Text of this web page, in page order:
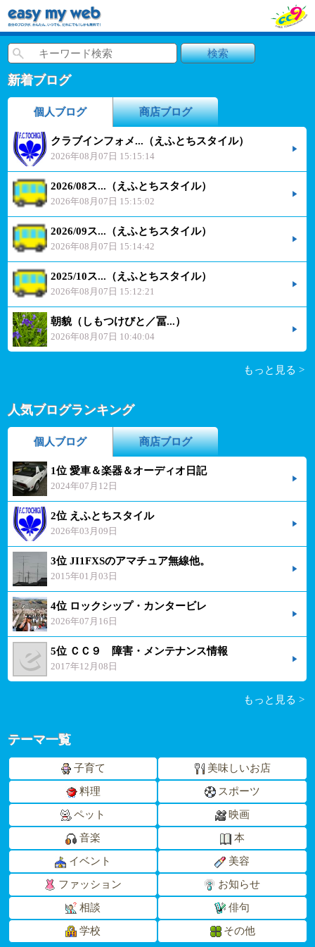
新着ブログ
個人ブログ 商店ブログ
クラブインフォメ...（えふとちスタイル）
2026年08月07日 15:15:14
2026/08ス...（えふとちスタイル）
2026年08月07日 15:15:02
2026/09ス...（えふとちスタイル）
2026年08月07日 15:14:42
2025/10ス...（えふとちスタイル）
2026年08月07日 15:12:21
朝貌（しもつけびと／冨...）
2026年08月07日 10:40:04
もっと見る >
人気ブログランキング
個人ブログ 商店ブログ
1位 愛車＆楽器＆オーディオ日記
2024年07月12日
2位 えふとちスタイル
2026年03月09日
3位 JI1FXSのアマチュア無線他。
2015年01月03日
4位 ロックシップ・カンタービレ
2026年07月16日
5位 ＣＣ９ 障害・メンテナンス情報
2017年12月08日
もっと見る >
テーマ一覧
子育て 美味しいお店
料理 スポーツ
ペット 映画
音楽 本
イベント 美容
ファッション お知らせ
相談 俳句
学校 その他